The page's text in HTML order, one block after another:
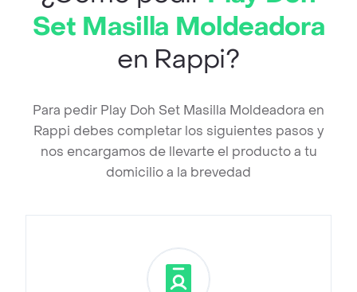
Set Masilla Moldeadora
en Rappi?
Para pedir Play Doh Set Masilla Moldeadora en
Rappi debes completar los siguientes pasos y
nos encargamos de llevarte el producto a tu
domicilio a la brevedad